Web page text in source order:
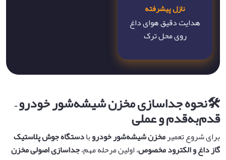
نازل پیشرفته
هدایت دقیق هوای داغ
روی محل ترک
🛠️نحوه جداسازی مخزن شیشه‌شور خودرو –
قدم‌به‌قدم و عملی
برای شروع تعمیرمخزن شیشه‌شور خودروبادستگاه جوش پلاستیک
گاز داغ و الکترود مخصوص، اولین مرحله مهم،جداسازی اصولی مخزن